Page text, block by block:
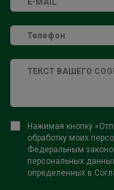
Нажимая кнопку
обработку моих
Федеральным
персональных
определенных в